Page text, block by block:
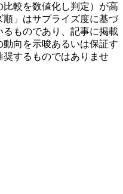
較を数値化し判定）が高
」はサプライズ度に基づ
ものであり、記事に掲載
向を示唆あるいは保証す
奨するものではありませ